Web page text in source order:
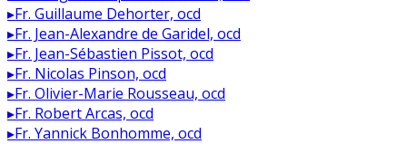
▸Fr. Guillaume Dehorter, ocd
▸Fr. Jean-Alexandre de Garidel, ocd
▸Fr. Jean-Sébastien Pissot, ocd
▸Fr. Nicolas Pinson, ocd
▸Fr. Olivier-Marie Rousseau, ocd
▸Fr. Robert Arcas, ocd
▸Fr. Yannick Bonhomme, ocd